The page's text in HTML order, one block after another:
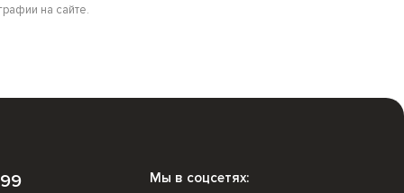
на сайте.
Мы в соцсетях: